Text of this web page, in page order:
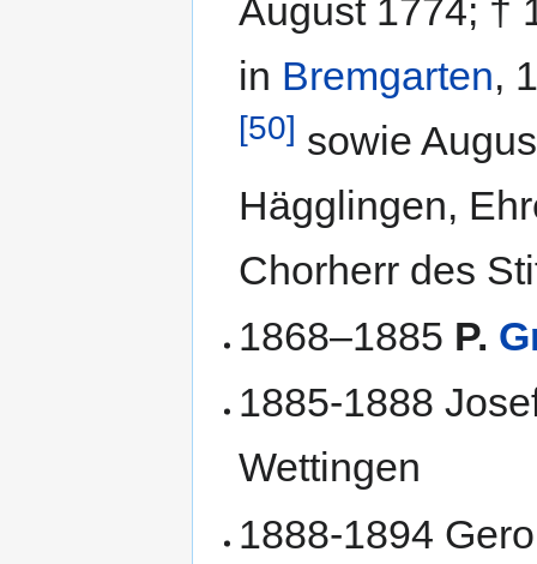
August 1774; †
in Bremgarten,
[50] sowie
Hägglingen,
Chorherr des
1868–1885 P.
1885-1888
Wettingen
1888-1894